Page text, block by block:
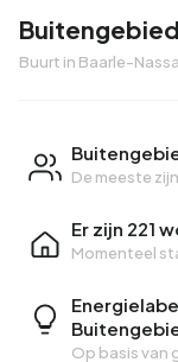
Buurt in Baarle-
De meeste
Er zijn 221
Momenteel
Op basis van